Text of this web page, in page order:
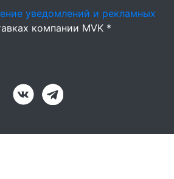
уведомлений и рекламных
компании MVK *